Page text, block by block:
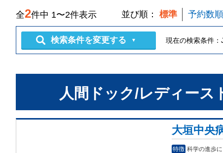
全2件中 1〜2件表示 並び順： 標準 予約数順
検索条件を変更する ▼ 現在の検索条件：
人間ドック/レディース
大垣中央
特徴 科学の進歩